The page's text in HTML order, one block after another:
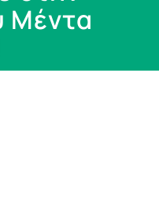
Μέντα